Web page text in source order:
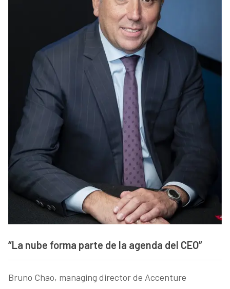
“La nube forma parte de la agenda del CEO”
Bruno Chao, managing director de Accenture